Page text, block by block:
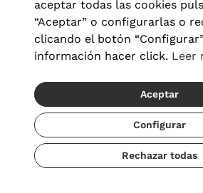
Aviso legal| Política de privacidad
Política de cookies|
© 2026
aceptar todas las cookies
“Aceptar” o configurarlas o
clicando el botón
información hacer click. Leer
Aceptar
Configurar
Rechazar todas